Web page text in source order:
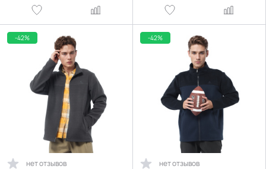
-42%
нет отзывов
-42%
нет отзывов